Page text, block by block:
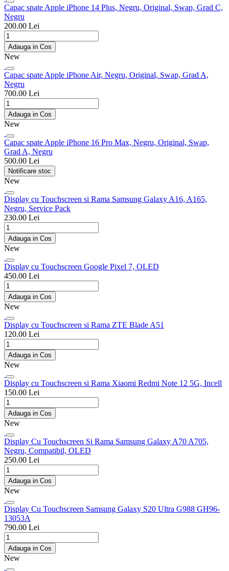
Capac spate Apple iPhone 14 Plus, Negru, Original, Swap, Grad C,
Negru
200.00 Lei
Adauga in Cos
New
Capac spate Apple iPhone Air, Negru, Original, Swap, Grad A,
Negru
700.00 Lei
Adauga in Cos
New
Capac spate Apple iPhone 16 Pro Max, Negru, Original, Swap,
Grad A, Negru
500.00 Lei
Notificare stoc
New
Display cu Touchscreen si Rama Samsung Galaxy A16, A165,
Negru, Service Pack
230.00 Lei
Adauga in Cos
New
Display cu Touchscreen Google Pixel 7, OLED
450.00 Lei
Adauga in Cos
New
Display cu Touchscreen si Rama ZTE Blade A51
120.00 Lei
Adauga in Cos
New
Display cu Touchscreen si Rama Xiaomi Redmi Note 12 5G, Incell
150.00 Lei
Adauga in Cos
New
Display Cu Touchscreen Si Rama Samsung Galaxy A70 A705,
Negru, Compatibil, OLED
250.00 Lei
Adauga in Cos
New
Display Cu Touchscreen Samsung Galaxy S20 Ultra G988 GH96-
13053A
790.00 Lei
Adauga in Cos
New